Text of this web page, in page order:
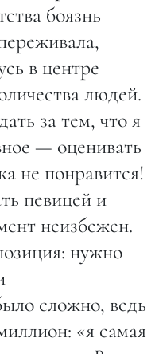
боязнь
в центре
людей.
за тем, что я
— оценивать
не понравится!
певицей и
неизбежен.
нужно
сложно, ведь
«я самая